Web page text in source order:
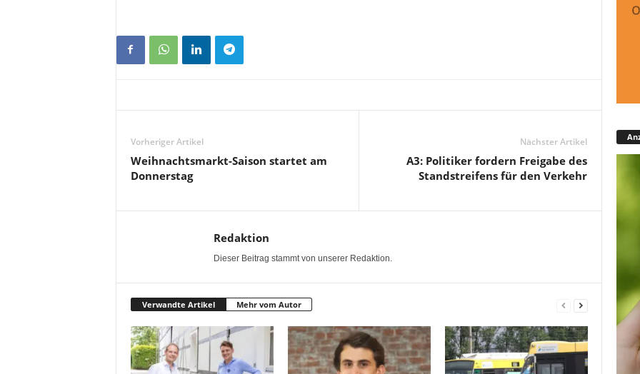
Vorheriger Artikel
Weihnachtsmarkt-Saison startet am
Donnerstag
Nächster Artikel
A3: Politiker fordern Freigabe des
Standstreifens für den Verkehr
Redaktion
Dieser Beitrag stammt von unserer Redaktion.
Verwandte Artikel Mehr vom Autor